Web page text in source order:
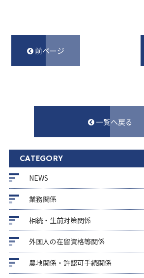
前ページ
一覧へ戻る
CATEGORY
NEWS
業務関係
相続・生前対策関係
外国人の在留資格等関係
農地関係・許認可手続関係